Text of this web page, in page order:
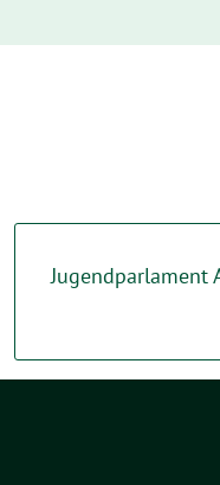
Jugendparlament